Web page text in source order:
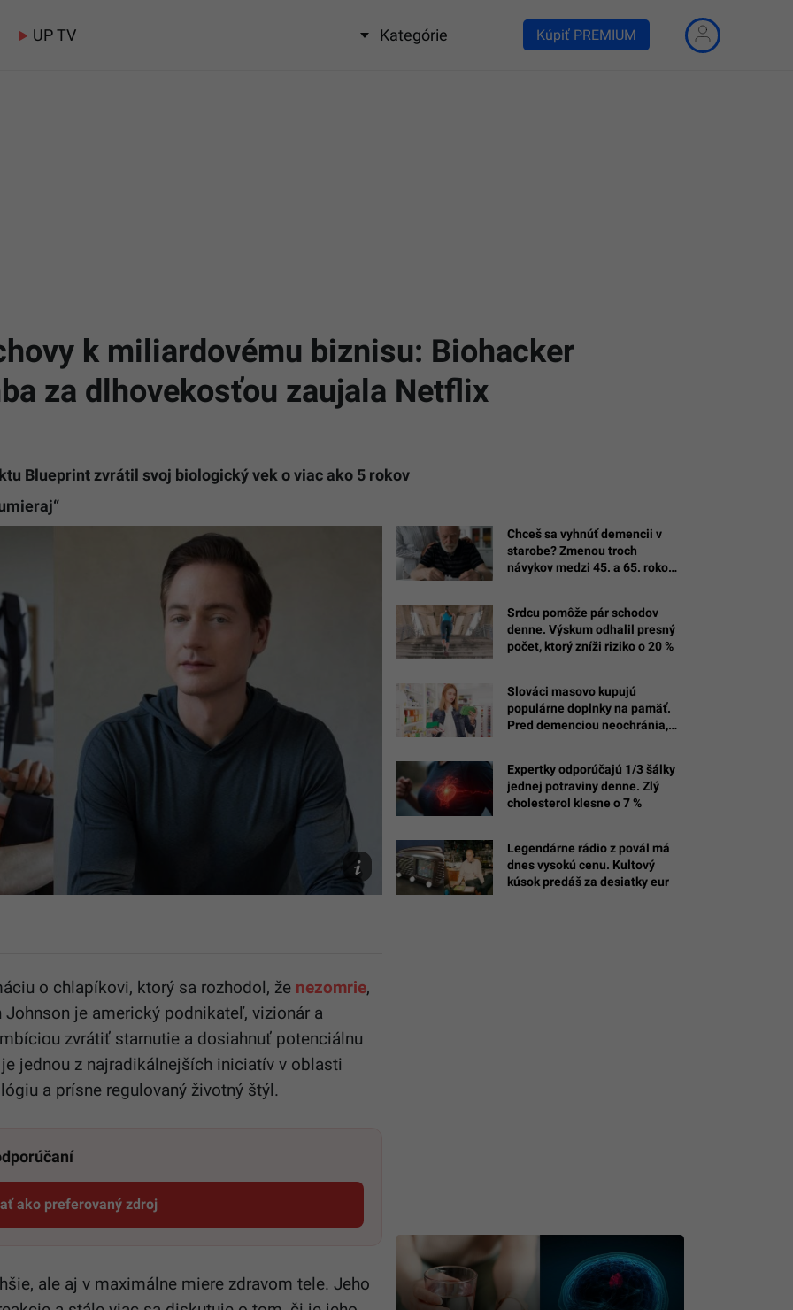
UP TV Kategórie Kúpiť PREMIUM
k miliardovému biznisu: Biohacker
za dlhovekosťou zaujala Netflix
Blueprint zvrátil svoj biologický vek o viac ako 5 rokov
Zdroj:
Instagram/@bryanjohnson_
o chlapíkovi, ktorý sa rozhodol, že nezomrie,
je americký podnikateľ, vizionár a
zvrátiť starnutie a dosiahnuť potenciálnu
jednou z najradikálnejších iniciatív v oblasti
a prísne regulovaný životný štýl.
ako preferovaný zdroj
Startitup, odkaz sa otvorí v novom okne
ale aj v maximálne miere zdravom tele. Jeho
Chceš sa vyhnúť demencii v
starobe? Zmenou troch
návykov medzi 45. a 65. rokom
Srdcu pomôže pár schodov
denne. Výskum odhalil presný
počet, ktorý zníži riziko o 20 %
Slováci masovo kupujú
populárne doplnky na pamäť.
Pred demenciou neochránia,
Expertky odporúčajú 1/3 šálky
jednej potraviny denne. Zlý
cholesterol klesne o 7 %
Legendárne rádio z povál má
dnes vysokú cenu. Kultový
kúsok predáš za desiatky eur